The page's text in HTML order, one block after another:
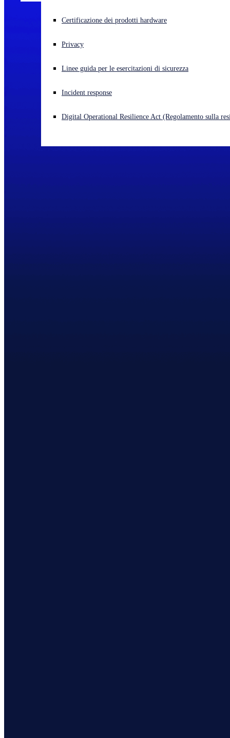
Cyberattacco in corso? Ottieni assistenza immediata
Open language switcher
Certificazione dei prodotti hardware
Privacy
Linee guida per le esercitazioni di sicurezza
Incident response
Digital Operational Resilience Act (Regolamento sulla